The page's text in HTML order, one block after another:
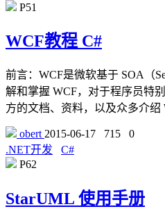
P51
WCF教程 C#
前言：WCF是微软基于 SOA（
解和掌握 WCF，对于程序员特
方的文档、资料，以及众多介绍
obert 2015-06-17 715
0
.NET开发
C#
P62
StarUML 使用手册